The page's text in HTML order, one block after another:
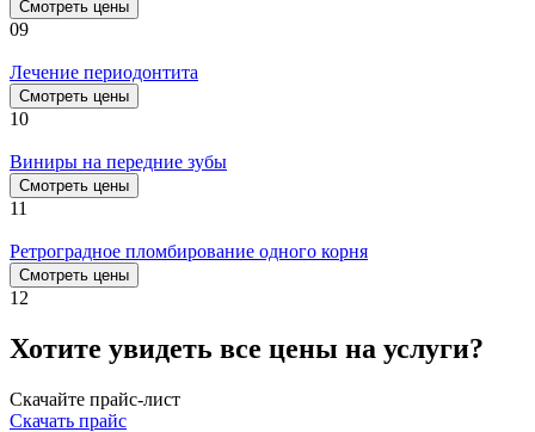
Смотреть цены
09
Лечение периодонтита
Смотреть цены
10
Виниры на передние зубы
Смотреть цены
11
Ретроградное пломбирование одного корня
Смотреть цены
12
Хотите увидеть все цены на услуги?
Скачайте прайс-лист
Скачать прайс